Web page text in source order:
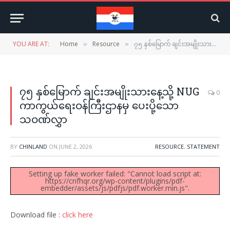
YOU ARE AT: Home » Resource » ၇၅ နှစ်မြောက် ချင်းအမျိုးသားနေ့သို့ NUG ကာကွယ်ရေးဝန်ကြီးဌာနမှ ပေးပို့သော သဝဏ်လွှာ
၇၅ နှစ်မြောက် ချင်းအမျိုးသားနေ့သို့ NUG
ကာကွယ်ရေးဝန်ကြီးဌာနမှ ပေးပို့သော
သဝဏ်လွှာ
0
BY CHINLAND ON JUNE 2, 2026 RESOURCE, STATEMENT
Setting up fake worker failed: "Cannot load script at:
https://cnfhqr.org/wp-content/plugins/pdf-
embedder/assets/js/pdfjs/pdf.worker.min.js".
Download file : click here